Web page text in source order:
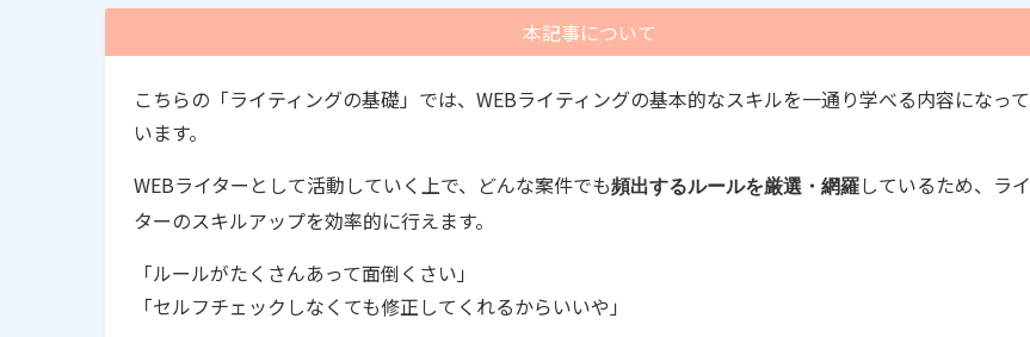
本記事について
こちらの「ライティングの基礎」では、WEBライティングの基本的なスキルを一通り学べる内容になって
います。
WEBライターとして活動していく上で、どんな案件でも頻出するルールを厳選・網羅しているため、ライ
ターのスキルアップを効率的に行えます。
「ルールがたくさんあって面倒くさい」
「セルフチェックしなくても修正してくれるからいいや」